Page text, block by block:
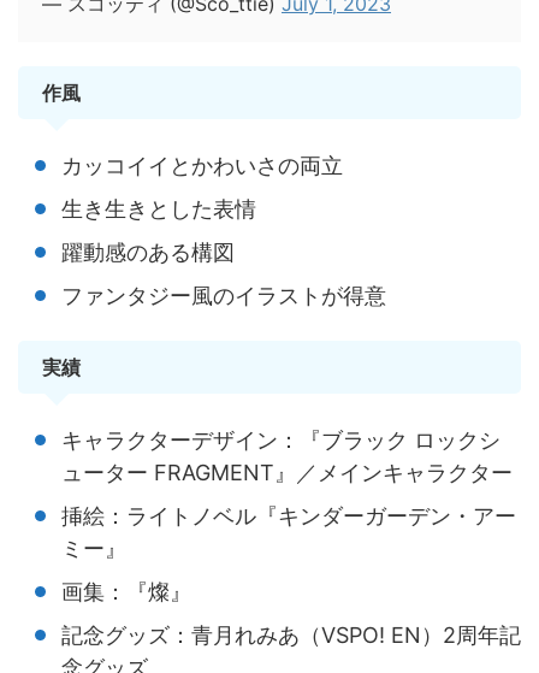
作風
カッコイイとかわいさの両立
生き生きとした表情
躍動感のある構図
ファンタジー風のイラストが得意
実績
キャラクターデザイン：『ブラック ロックシ
ューター FRAGMENT』／メインキャラクター
挿絵：ライトノベル『キンダーガーデン・アー
ミー』
画集：『燦』
記念グッズ：青月れみあ（VSPO! EN）2周年記
念グッズ